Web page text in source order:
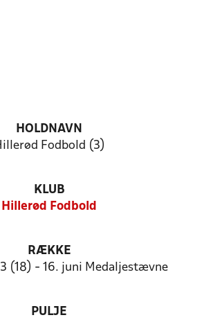
HOLDNAVN
Fodbold (3)
KLUB
Hillerød Fodbold
RÆKKE
(18) - 16. juni Medaljestævne
PULJE